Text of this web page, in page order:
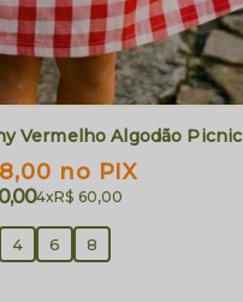
Vermelho Algodão Picnic
no PIX
4xR$ 60,00
4 6 8